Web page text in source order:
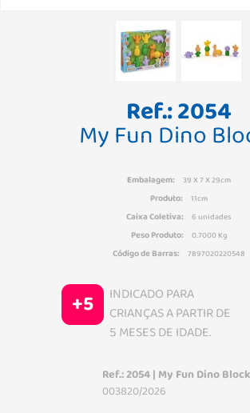
Ref.: 2054
My Fun Dino
Embalagem: 39 X 7 X 29cm
Produto: 11cm
Caixa Coletiva: 6 unidades
Peso Produto: 0.7000 Kg
Código de Barras: 7897020220548
+5
INDICADO PARA
CRIANÇAS A PARTIR DE
5 MESES DE IDADE.
Ref.: 2054 | My Fun Dino
003820/2026